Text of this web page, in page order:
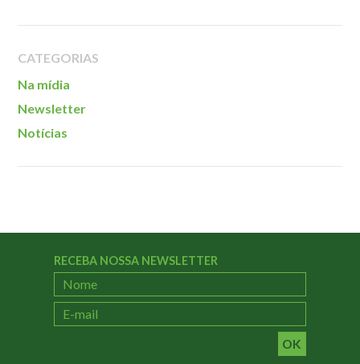
CATEGORIAS
Na mídia
Newsletter
Notícias
RECEBA NOSSA NEWSLETTER
OK